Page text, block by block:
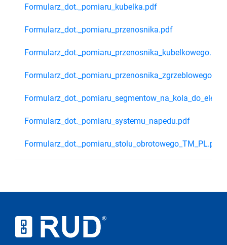
Formularz_dot._pomiaru_kubelka.pdf
Formularz_dot._pomiaru_przenosnika.pdf
Formularz_dot._pomiaru_przenosnika_kubelkowego.pdf
Formularz_dot._pomiaru_systemu_napedu.pdf
Formularz_dot._pomiaru_stolu_obrotowego_TM_PL.pdf